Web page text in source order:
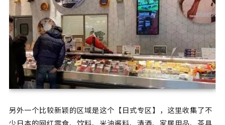
另外一个比较新颖的区域是这个【日式专区】，这里收集了不